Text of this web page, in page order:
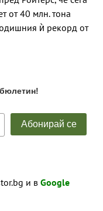
от 40 млн. тона
ѝ рекорд от
и в Google